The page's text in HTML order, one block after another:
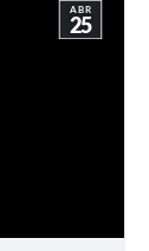
ABR
25